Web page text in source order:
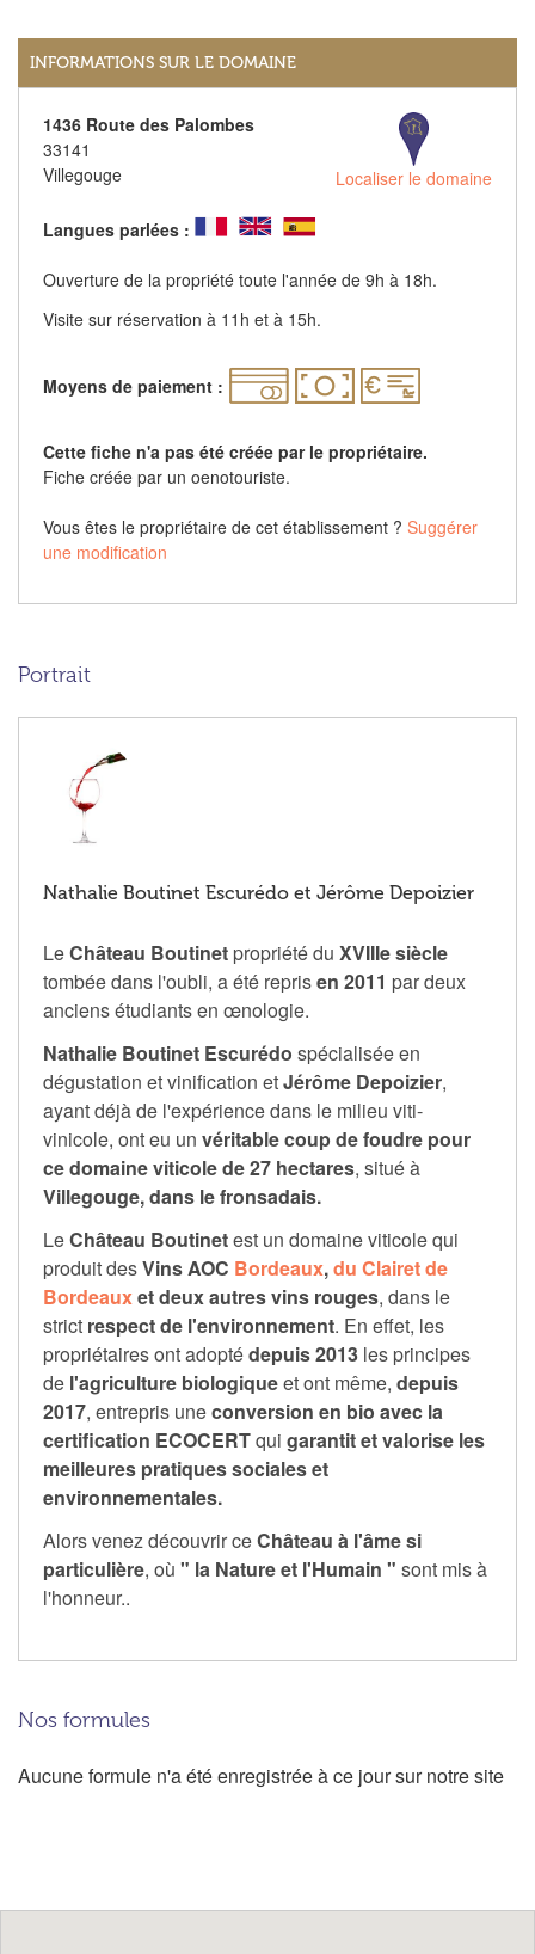
INFORMATIONS SUR LE DOMAINE
1436 Route des Palombes
33141
Villegouge
Localiser le domaine
Langues parlées :
Ouverture de la propriété toute l'année de 9h à 18h.
Visite sur réservation à 11h et à 15h.
Moyens de paiement :
Cette fiche n'a pas été créée par le propriétaire.
Fiche créée par un oenotouriste.
Vous êtes le propriétaire de cet établissement ? Suggérer
une modification
Portrait
Nathalie Boutinet Escurédo et Jérôme Depoizier
LeChâteau Boutinet propriété du XVIIIe siècle
tombée dans l'oubli, a été reprisen 2011 par deux
anciens étudiants en œnologie.
Nathalie Boutinet Escurédo spécialisée en
dégustation et vinification etJérôme Depoizier,
ayant déjà de l'expérience dans le milieu viti-
vinicole, ont eu un véritable coup de foudre pour
ce domaine viticole de 27 hectares, situé à
Villegouge, dans le fronsadais.
LeChâteau Boutinetest un domaine viticole qui
produit desVins AOC Bordeaux,du Clairet de
Bordeauxet deux autres vins rouges, dans le
strict respect de l'environnement. En effet, les
propriétaires ont adoptédepuis 2013 les principes
de l'agriculture biologiqueet ont même, depuis
2017, entrepris uneconversion en bio avec la
certification ECOCERTqui garantit et valorise les
meilleures pratiques sociales et
environnementales.
Alors venez découvrir ceChâteau à l'âme si
particulière, où " la Nature et l'Humain " sont mis à
l'honneur..
Nos formules
Aucune formule n'a été enregistrée à ce jour sur notre site